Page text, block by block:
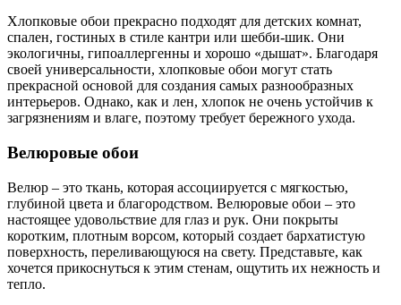
Хлопковые обои прекрасно подходят для детских комнат,
спален, гостиных в стиле кантри или шебби-шик. Они
экологичны, гипоаллергенны и хорошо «дышат». Благодаря
своей универсальности, хлопковые обои могут стать
прекрасной основой для создания самых разнообразных
интерьеров. Однако, как и лен, хлопок не очень устойчив к
загрязнениям и влаге, поэтому требует бережного ухода.
Велюровые обои
Велюр – это ткань, которая ассоциируется с мягкостью,
глубиной цвета и благородством. Велюровые обои – это
настоящее удовольствие для глаз и рук. Они покрыты
коротким, плотным ворсом, который создает бархатистую
поверхность, переливающуюся на свету. Представьте, как
хочется прикоснуться к этим стенам, ощутить их нежность и
тепло.